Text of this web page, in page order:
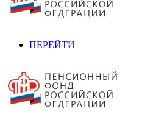
ПЕРЕЙТИ